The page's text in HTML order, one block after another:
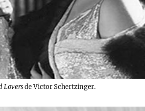
Loversde Victor Schertzinger.